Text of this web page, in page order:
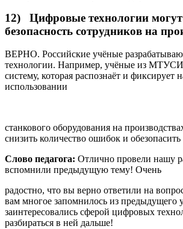
12) Цифровые технологии могут
безопасность сотрудников на
ВЕРНО. Российские учёные
технологии. Например, учёные из
систему, которая распознаёт и фиксирует
использовании
станкового оборудования на
снизить количество ошибок и обезопасить
Слово педагога: Отлично провели нашу
вспомнили предыдущую тему! Очень
радостно, что вы верно ответили на
вам многое запомнилось из предыдущего
заинтересовались сферой цифровых
разбираться в ней дальше!